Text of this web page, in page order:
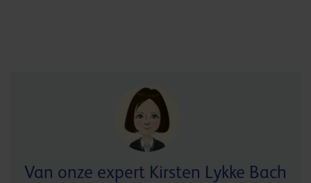
Van onze expert Kirsten Lykke Bach